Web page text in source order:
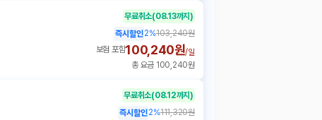
무료취소(08.13까지)
즉시할인2%103,240원
보험 포함100,240원/일
총 요금 100,240원
무료취소(08.12까지)
즉시할인2%111,320원